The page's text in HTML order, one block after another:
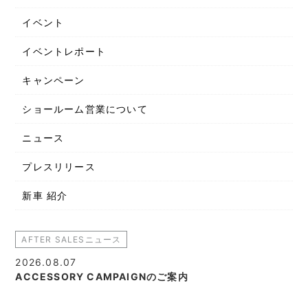
イベント
イベントレポート
キャンペーン
ショールーム営業について
ニュース
プレスリリース
新車 紹介
AFTER SALESニュース
2026.08.07
ACCESSORY CAMPAIGNのご案内